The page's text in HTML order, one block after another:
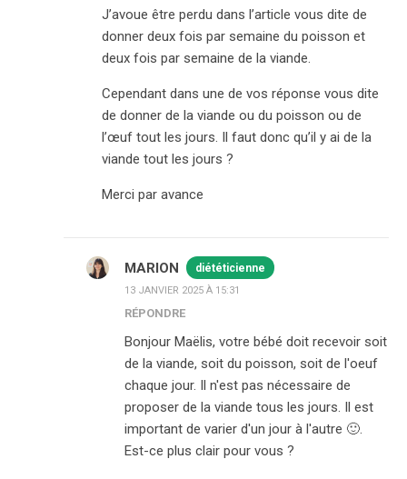
J’avoue être perdu dans l’article vous dite de
donner deux fois par semaine du poisson et
deux fois par semaine de la viande.
Cependant dans une de vos réponse vous dite
de donner de la viande ou du poisson ou de
l’œuf tout les jours. Il faut donc qu’il y ai de la
viande tout les jours ?
Merci par avance
MARION diététicienne
13 JANVIER 2025 À 15:31
RÉPONDRE
Bonjour Maëlis, votre bébé doit recevoir soit
de la viande, soit du poisson, soit de l'oeuf
chaque jour. Il n'est pas nécessaire de
proposer de la viande tous les jours. Il est
important de varier d'un jour à l'autre 🙂.
Est-ce plus clair pour vous ?